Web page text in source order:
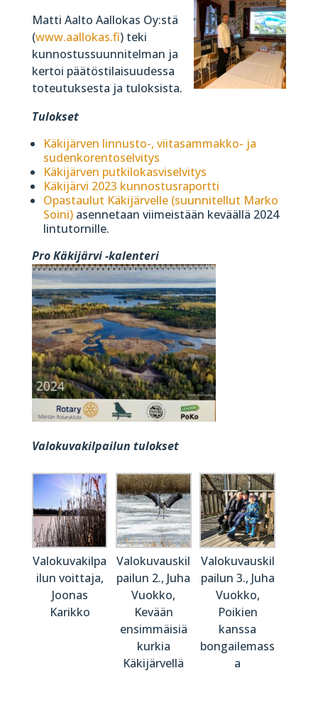
Matti Aalto Aallokas Oy:stä
(www.aallokas.fi)teki
kunnostussuunnitelman ja
kertoi päätöstilaisuudessa
toteutuksesta ja tuloksista.
Tulokset
Käkijärven linnusto-, viitasammakko- ja
sudenkorentoselvitys
Käkijärven putkilokasviselvitys
Käkijärvi 2023 kunnostusraportti
Opastaulut Käkijärvelle (suunnitellut Marko
Soini)asennetaan viimeistään keväällä 2024
lintutornille.
Pro Käkijärvi -kalenteri
Valokuvakilpailun tulokset
Valokuvakilpa
ilun voittaja,
Joonas
Karikko
Valokuvauskil
pailun 2., Juha
Vuokko,
Kevään
ensimmäisiä
kurkia
Käkijärvellä
Valokuvauskil
pailun 3., Juha
Vuokko,
Poikien
kanssa
bongailemass
a